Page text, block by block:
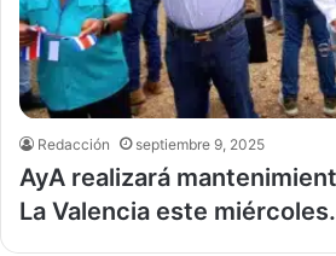
Redacción septiembre 9, 2025
AyA realizará
La Valencia este miércoles.